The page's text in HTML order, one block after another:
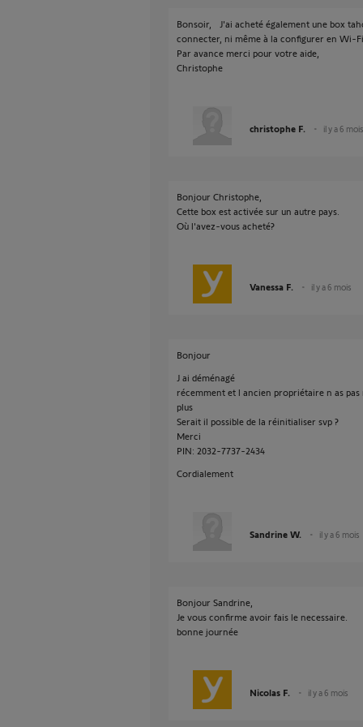
Bonsoir, J'ai acheté également une box
connecter, ni même à la configurer en Wi-
Par avance merci pour votre aide,
Christophe
christophe F. il y a 6 mois
Bonjour Christophe,
Cette box est activée sur un autre pays.
Où l'avez-vous acheté?
Vanessa F. il y a 6 mois
Bonjour
J ai déménagé
récemment et l ancien propriétaire n as
plus
Serait il possible de la réinitialiser svp ?
Merci
PIN: 2032-7737-2434
Cordialement
Sandrine W. il y a 6 mois
Bonjour Sandrine,
Je vous confirme avoir fais le necessaire.
bonne journée
Nicolas F. il y a 6 mois